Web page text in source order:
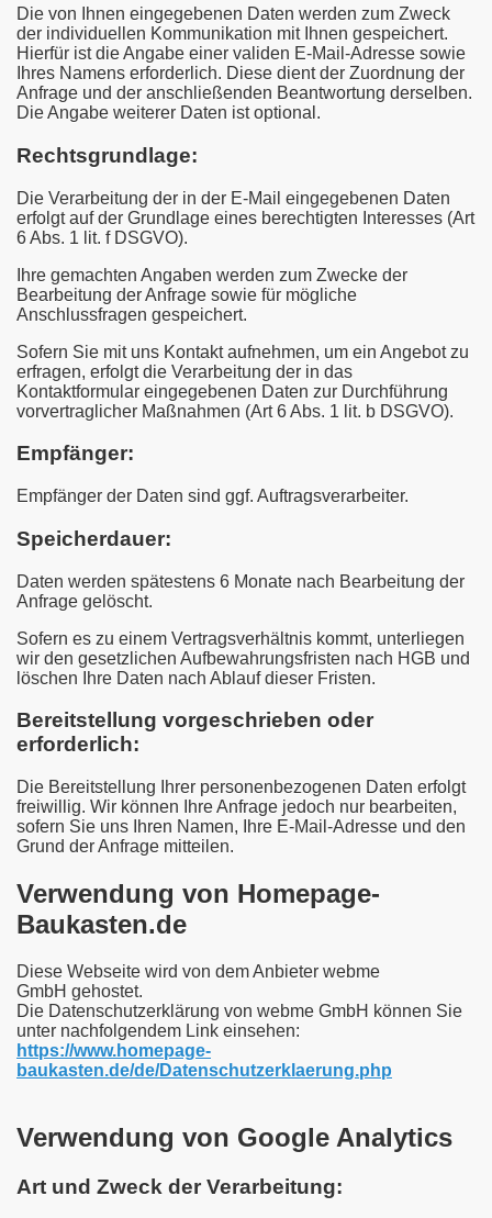
Die von Ihnen eingegebenen Daten werden zum Zweck
der individuellen Kommunikation mit Ihnen gespeichert.
Hierfür ist die Angabe einer validen E-Mail-Adresse sowie
Ihres Namens erforderlich. Diese dient der Zuordnung der
Anfrage und der anschließenden Beantwortung derselben.
Die Angabe weiterer Daten ist optional.
Rechtsgrundlage:
Die Verarbeitung der in der E-Mail eingegebenen Daten
erfolgt auf der Grundlage eines berechtigten Interesses (Art
6 Abs. 1 lit. f DSGVO).
Ihre gemachten Angaben werden zum Zwecke der
Bearbeitung der Anfrage sowie für mögliche
Anschlussfragen gespeichert.
Sofern Sie mit uns Kontakt aufnehmen, um ein Angebot zu
erfragen, erfolgt die Verarbeitung der in das
Kontaktformular eingegebenen Daten zur Durchführung
vorvertraglicher Maßnahmen (Art 6 Abs. 1 lit. b DSGVO).
Empfänger:
Empfänger der Daten sind ggf. Auftragsverarbeiter.
Speicherdauer:
Daten werden spätestens 6 Monate nach Bearbeitung der
Anfrage gelöscht.
Sofern es zu einem Vertragsverhältnis kommt, unterliegen
wir den gesetzlichen Aufbewahrungsfristen nach HGB und
löschen Ihre Daten nach Ablauf dieser Fristen.
Bereitstellung vorgeschrieben oder
erforderlich:
Die Bereitstellung Ihrer personenbezogenen Daten erfolgt
freiwillig. Wir können Ihre Anfrage jedoch nur bearbeiten,
sofern Sie uns Ihren Namen, Ihre E-Mail-Adresse und den
Grund der Anfrage mitteilen.
Verwendung von Homepage-
Baukasten.de
Diese Webseite wird von dem Anbieter webme
GmbH gehostet.
Die Datenschutzerklärung von webme GmbH können Sie
unter nachfolgendem Link einsehen:
https://www.homepage-
baukasten.de/de/Datenschutzerklaerung.php
Verwendung von Google Analytics
Art und Zweck der Verarbeitung: